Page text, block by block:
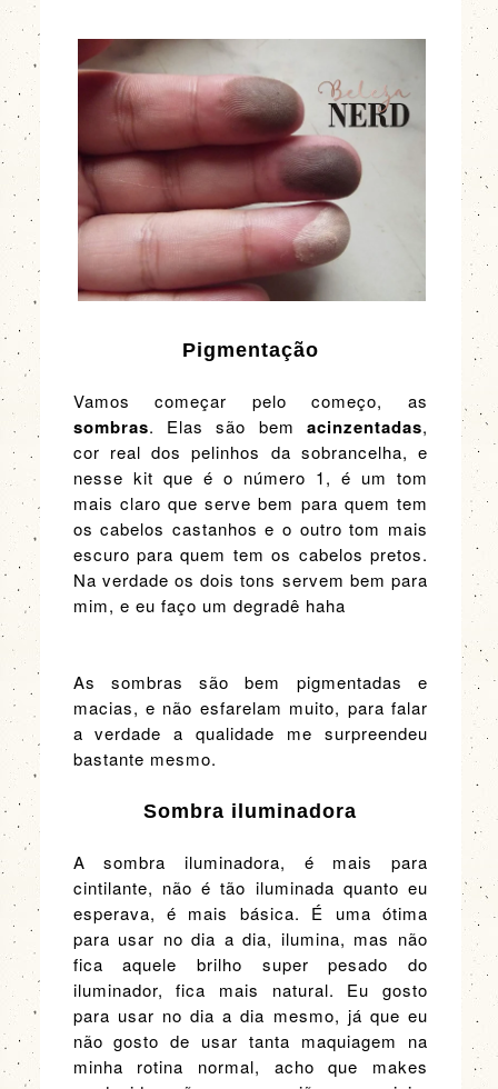
Pigmentação
Vamos começar pelo começo, as
sombras. Elas são bemacinzentadas,
cor real dos pelinhos da sobrancelha, e
nesse kit que é o número 1, é um tom
mais claro que serve bem para quem tem
os cabelos castanhos e o outro tom mais
escuro para quem tem os cabelos pretos.
Na verdade os dois tons servem bem para
mim, e eu faço um degradê haha
As sombras são bem pigmentadas e
macias, e não esfarelam muito, para falar
a verdade a qualidade me surpreendeu
bastante mesmo.
Sombra iluminadora
A sombra iluminadora, é mais para
cintilante, não é tão iluminada quanto eu
esperava, é mais básica. É uma ótima
para usar no dia a dia, ilumina, mas não
fica aquele brilho super pesado do
iluminador, fica mais natural. Eu gosto
para usar no dia a dia mesmo, já que eu
não gosto de usar tanta maquiagem na
minha rotina normal, acho que makes